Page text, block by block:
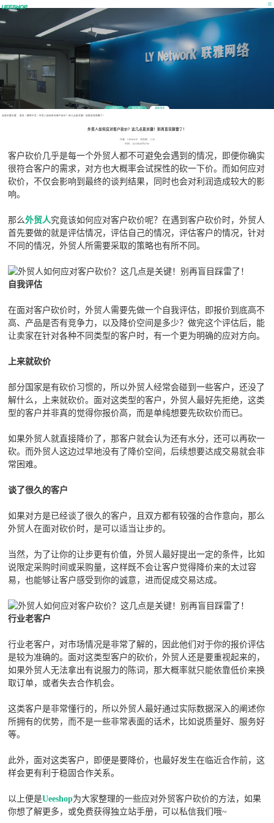
公司简介 联系我们 最新消息
当前位置位置： 首页 > 营销干货> 外贸人如何应对客户砍价？这几点是关键！别再盲目踩雷了！
外贸人如何应对客户砍价？这几点是关键！别再盲目踩雷了！
作者：UEESHOP 浏览数：1138
时间：2023年08月07日
客户砍价几乎是每一个外贸人都不可避免会遇到的情况，即便你确实
很符合客户的需求，对方也大概率会试探性的砍一下价。而如何应对
砍价，不仅会影响到最终的谈判结果，同时也会对利润造成较大的影
响。
那么外贸人究竟该如何应对客户砍价呢？在遇到客户砍价时，外贸人
首先要做的就是评估情况，评估自己的情况，评估客户的情况，针对
不同的情况，外贸人所需要采取的策略也有所不同。
自我评估
在面对客户砍价时，外贸人需要先做一个自我评估，即报价到底高不
高、产品是否有竞争力，以及降价空间是多少？做完这个评估后，能
让卖家在针对各种不同类型的客户时，有一个更为明确的应对方向。
上来就砍价
部分国家是有砍价习惯的，所以外贸人经常会碰到一些客户，还没了
解什么，上来就砍价。面对这类型的客户，外贸人最好先拒绝，这类
型的客户并非真的觉得你报价高，而是单纯想要先砍砍价而已。
如果外贸人就直接降价了，那客户就会认为还有水分，还可以再砍一
砍。而外贸人这边过早地没有了降价空间，后续想要达成交易就会非
常困难。
谈了很久的客户
如果对方是已经谈了很久的客户，且双方都有较强的合作意向，那么
外贸人在面对砍价时，是可以适当让步的。
当然，为了让你的让步更有价值，外贸人最好提出一定的条件，比如
说限定采购时间或采购量，这样既不会让客户觉得降价来的太过容
易，也能够让客户感受到你的诚意，进而促成交易达成。
行业老客户
行业老客户，对市场情况是非常了解的，因此他们对于你的报价评估
是较为准确的。面对这类型客户的砍价，外贸人还是要重视起来的，
如果外贸人无法拿出有说服力的陈词，那大概率就只能依靠低价来换
取订单，或者失去合作机会。
这类客户是非常懂行的，所以外贸人最好通过实际数据深入的阐述你
所拥有的优势，而不是一些非常表面的话术，比如说质量好、服务好
等。
此外，面对这类客户，即便是要降价，也最好发生在临近合作前，这
样会更有利于稳固合作关系。
以上便是Ueeshop为大家整理的一些应对外贸客户砍价的方法，如果
你想了解更多，或免费获得独立站手册，可以私信我们哦~